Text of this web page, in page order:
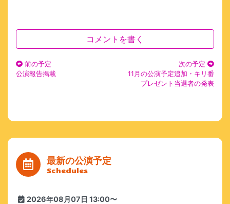
コメントを書く
前の予定
公演報告掲載
次の予定
11月の公演予定追加・キリ番
プレゼント当選者の発表
最新の公演予定
Schedules
2026年08月07日 13:00〜